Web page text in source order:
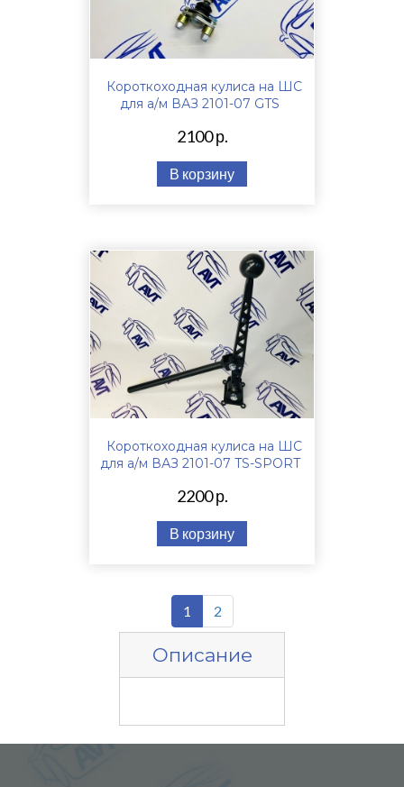
Короткоходная кулиса на ШС
для а/м ВАЗ 2101-07 GTS
2100 р.
В корзину
Короткоходная кулиса на ШС
для а/м ВАЗ 2101-07 TS-SPORT
2200 р.
В корзину
1 2
Описание